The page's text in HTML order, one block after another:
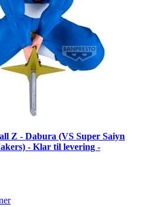
Z - Dabura (VS Super Saiyn
- Klar til levering -